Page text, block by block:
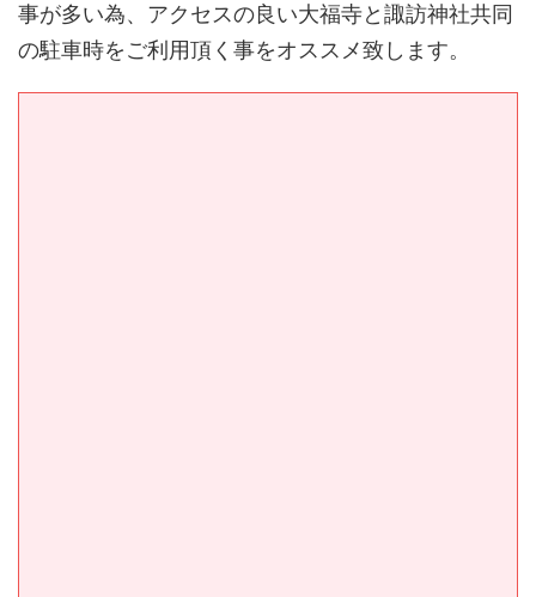
事が多い為、アクセスの良い大福寺と諏訪神社共同
の駐車時をご利用頂く事をオススメ致します。